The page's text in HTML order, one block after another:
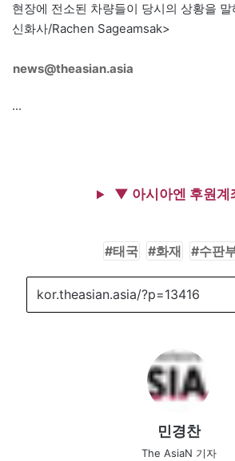
현장에 전소된 차량들이 당시의 상황을
신화사/Rachen Sageamsak>
news@theasian.asia
···
▼ 아시아엔 후원
태국 화재 수판
민경찬
The AsiaN 기자